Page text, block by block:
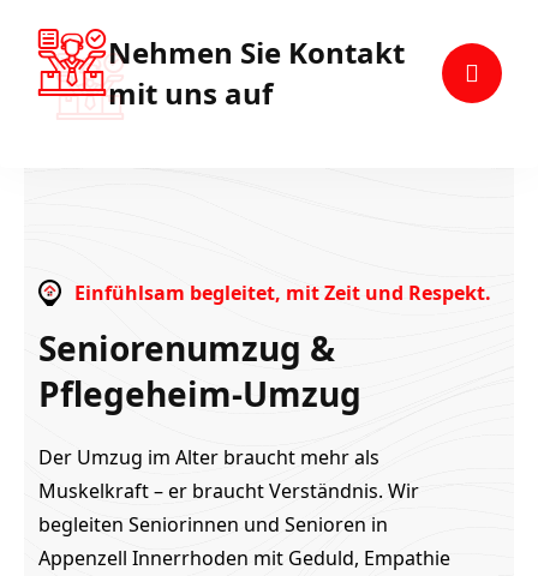
Nehmen Sie Kontakt
mit uns auf
Einfühlsam begleitet, mit Zeit und Respekt.
Seniorenumzug &
Pflegeheim-Umzug
Der Umzug im Alter braucht mehr als
Muskelkraft – er braucht Verständnis. Wir
begleiten Seniorinnen und Senioren in
Appenzell Innerrhoden mit Geduld, Empathie